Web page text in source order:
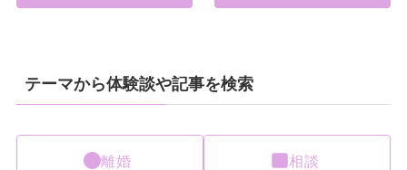
テーマから体験談や記事を検索
離婚 相談